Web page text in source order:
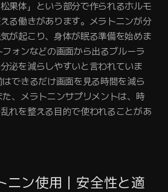
果体」という部分で作られるホルモ
る働きがあります。メラトニンが分
が起こり、身体が眠る準備を始めま
ォンなどの画面から出るブルーラ
泌を減らしやすいと言われていま
できるだけ画面を見る時間を減ら
、メラトニンサプリメントは、時
れを整える目的で使われることがあ
ニン使用｜安全性と適